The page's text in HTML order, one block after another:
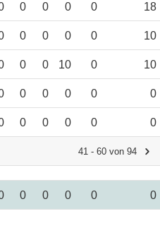
0 0 0 0 18
0 0 0 0 10
0 0 10 0 10
0 0 0 0 0
0 0 0 0 0
41 - 60 von 94
0 0 0 0 0